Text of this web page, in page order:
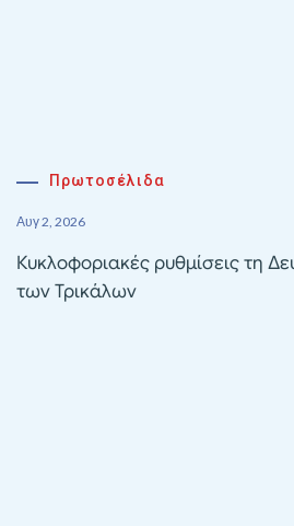
Πρωτοσέλιδα
Αυγ 2, 2026
Κυκλοφοριακές ρυθμίσεις τη
των Τρικάλων